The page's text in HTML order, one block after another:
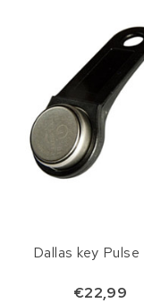
Dallas key Pulse
€22,99